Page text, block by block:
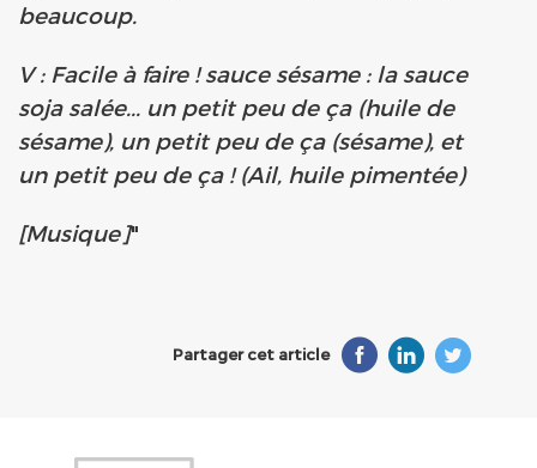
beaucoup.
V : Facile à faire ! sauce sésame : la sauce
soja salée... un petit peu de ça (huile de
sésame), un petit peu de ça (sésame), et
un petit peu de ça ! (Ail, huile pimentée)
[Musique]"
Partager cet article